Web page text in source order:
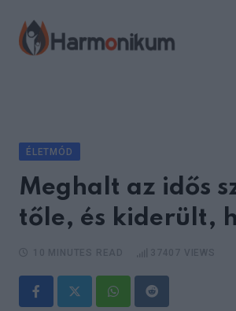
content
ÉLETMÓD
Meghalt az idős
tőle, és kiderült,
WhatsappReddit